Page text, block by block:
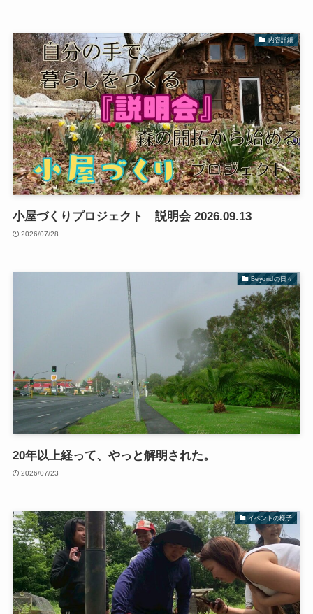
内容詳細
小屋づくりプロジェクト 説明会 2026.09.13
2026/07/28
Beyondの日々
20年以上経って、やっと解明された。
2026/07/23
イベントの様子